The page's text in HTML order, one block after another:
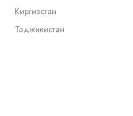
Киргизстан
Таджикистан